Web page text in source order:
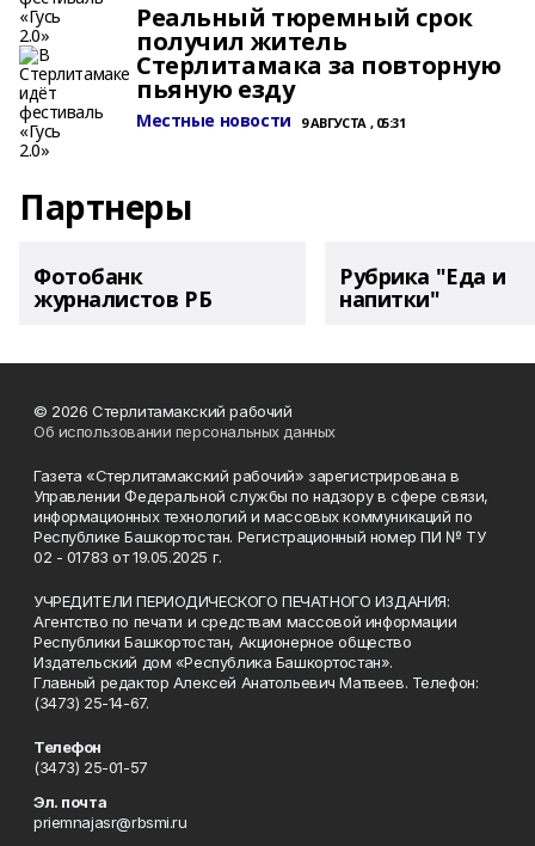
Реальный тюремный срок
получил житель
Стерлитамака за повторную
пьяную езду
Местные новости 9 АВГУСТА , 05:31
Партнеры
Фотобанк
журналистов РБ
Рубрика "Еда и
напитки"
© 2026 Стерлитамакский рабочий
Об использовании персональных данных
Газета «Стерлитамакский рабочий» зарегистрирована в
Управлении Федеральной службы по надзору в сфере связи,
информационных технологий и массовых коммуникаций по
Республике Башкортостан. Регистрационный номер ПИ № ТУ
02 - 01783 от 19.05.2025 г.
УЧРЕДИТЕЛИ ПЕРИОДИЧЕСКОГО ПЕЧАТНОГО ИЗДАНИЯ:
Агентство по печати и средствам массовой информации
Республики Башкортостан, Акционерное общество
Издательский дом «Республика Башкортостан».
Главный редактор Алексей Анатольевич Матвеев. Телефон:
(3473) 25-14-67.
Телефон
(3473) 25-01-57
Эл. почта
priemnajasr@rbsmi.ru